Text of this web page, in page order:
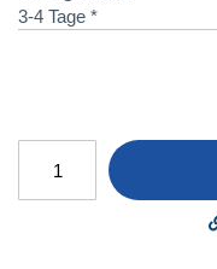
3-4 Tage *